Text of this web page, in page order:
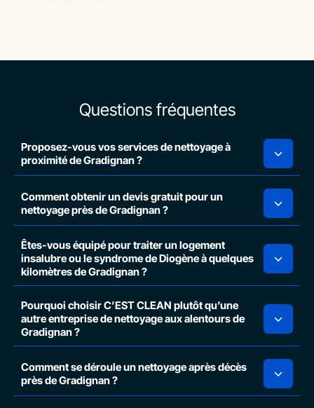
Questions fréquentes
Proposez-vous vos services de nettoyage à
proximité de Gradignan ?
Comment obtenir un devis gratuit pour un
nettoyage près de Gradignan ?
Êtes-vous équipé pour traiter un logement
insalubre ou le syndrome de Diogène à quelques
kilomètres de Gradignan ?
Pourquoi choisir C’EST CLEAN plutôt qu’une
autre entreprise de nettoyage aux alentours de
Gradignan ?
Comment se déroule un nettoyage après décès
près de Gradignan ?